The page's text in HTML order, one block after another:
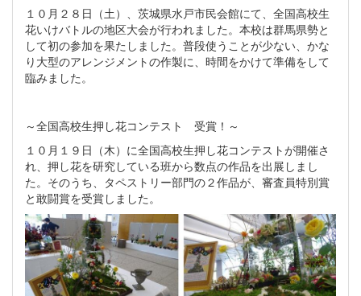
１０月２８日（土）、茨城県水戸市民会館にて、全国高校生
花いけバトルの地区大会が行われました。本校は群馬県勢と
して初の参加を果たしました。普段使うことが少ない、かな
り大型のアレンジメントの作製に、時間をかけて準備をして
臨みました。
～全国高校生押し花コンテスト 受賞！～
１０月１９日（木）に全国高校生押し花コンテストが開催さ
れ、押し花を研究している班から数点の作品を出展しまし
た。そのうち、タペストリー部門の２作品が、審査員特別賞
と敢闘賞を受賞しました。